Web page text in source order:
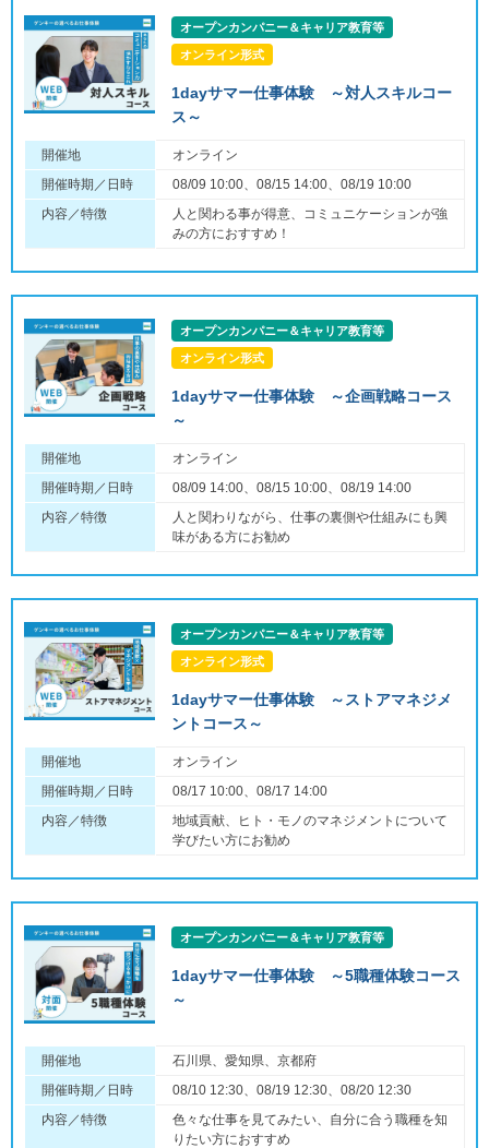
オープンカンパニー＆キャリア教育等
オンライン形式
1dayサマー仕事体験 ～対人スキルコー
ス～
開催地
オンライン
開催時期／日時
08/09 10:00、08/15 14:00、08/19 10:00
内容／特徴
人と関わる事が得意、コミュニケーションが強
みの方におすすめ！
オープンカンパニー＆キャリア教育等
オンライン形式
1dayサマー仕事体験 ～企画戦略コース
～
開催地
オンライン
開催時期／日時
08/09 14:00、08/15 10:00、08/19 14:00
内容／特徴
人と関わりながら、仕事の裏側や仕組みにも興
味がある方にお勧め
オープンカンパニー＆キャリア教育等
オンライン形式
1dayサマー仕事体験 ～ストアマネジメ
ントコース～
開催地
オンライン
開催時期／日時
08/17 10:00、08/17 14:00
内容／特徴
地域貢献、ヒト・モノのマネジメントについて
学びたい方にお勧め
オープンカンパニー＆キャリア教育等
1dayサマー仕事体験 ～5職種体験コース
～
開催地
石川県、愛知県、京都府
開催時期／日時
08/10 12:30、08/19 12:30、08/20 12:30
内容／特徴
色々な仕事を見てみたい、自分に合う職種を知
りたい方におすすめ